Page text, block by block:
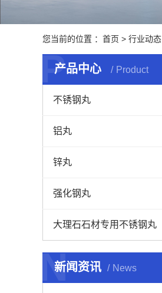
您当前的位置 ： 首页 > 行业动态
产品中心 Product
P
不锈钢丸
铝丸
锌丸
强化钢丸
大理石石材专用不锈钢丸
新闻资讯 News
N